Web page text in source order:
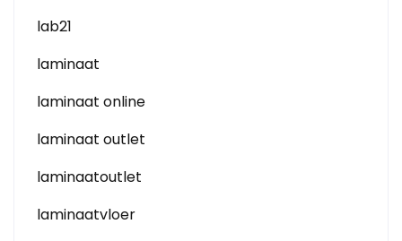
lab21
laminaat
laminaat online
laminaat outlet
laminaatoutlet
laminaatvloer